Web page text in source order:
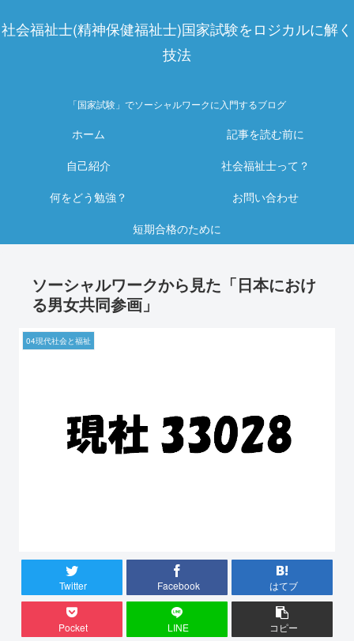
社会福祉士(精神保健福祉士)国家試験をロジカルに解く
技法
「国家試験」でソーシャルワークに入門するブログ
ホーム
記事を読む前に
自己紹介
社会福祉士って？
何をどう勉強？
お問い合わせ
短期合格のために
ソーシャルワークから見た「日本におけ
る男女共同参画」
04現代社会と福祉
Twitter Facebook はてブ
Pocket LINE コピー